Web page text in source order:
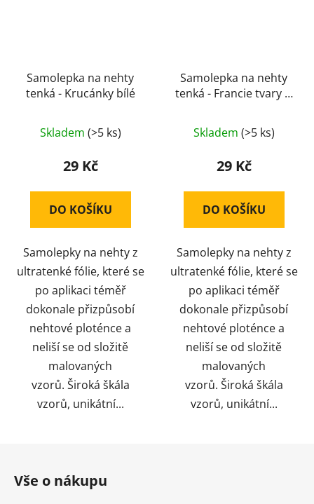
Samolepka na nehty
tenká - Krucánky bílé
hodnocení
produktu
5,0
z
hvězdiček.
Skladem (>5 ks)
29 Kč
DO KOŠÍKU
Samolepky na nehty z
ultratenké fólie, které se
po aplikaci téměř
dokonale přizpůsobí
nehtové ploténce a
neliší se od složitě
malovaných
vzorů. Široká škála
vzorů, unikátní...
Samolepka na nehty
tenká - Francie tvary č.
Skladem (>5 ks)
29 Kč
DO KOŠÍKU
Samolepky na nehty z
ultratenké fólie, které se
po aplikaci téměř
dokonale přizpůsobí
nehtové ploténce a
neliší se od složitě
malovaných
vzorů. Široká škála
vzorů, unikátní...
Vše o nákupu